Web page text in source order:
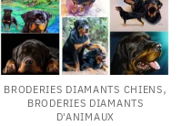
BRODERIES DIAMANTS CHIENS,
BRODERIES DIAMANTS
D'ANIMAUX